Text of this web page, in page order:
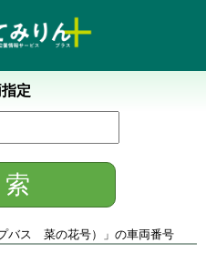
定
バス 菜の花号） 」 の車両番号